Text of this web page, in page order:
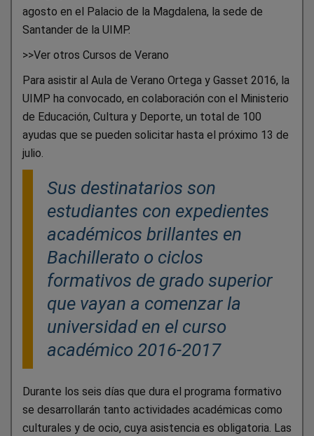
agosto en el Palacio de la Magdalena, la sede de
Santander de la UIMP.
>>Ver otros Cursos de Verano
Para asistir al Aula de Verano Ortega y Gasset 2016, la
UIMP ha convocado, en colaboración con el Ministerio
de Educación, Cultura y Deporte, un total de 100
ayudas que se pueden solicitar hasta el próximo 13 de
julio.
Sus destinatarios son
estudiantes con expedientes
académicos brillantes en
Bachillerato o ciclos
formativos de grado superior
que vayan a comenzar la
universidad en el curso
académico 2016-2017
Durante los seis días que dura el programa formativo
se desarrollarán tanto actividades académicas como
culturales y de ocio, cuya asistencia es obligatoria. Las